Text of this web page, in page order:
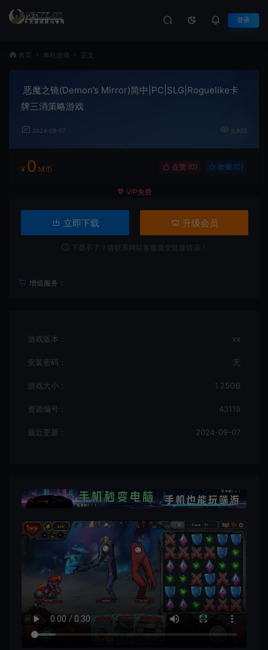
登录
首页 单机游戏 正文
恶魔之镜(Demon’s Mirror)简中|PC|SLG|Roguelike卡
牌三消策略游戏
2024-09-07 3,933
¥ 0 M币 点赞 (0) 收藏 (0)
VIP免费
立即下载 升级会员
下载不了？请联系网站客服提交链接错误！
增值服务：
游戏版本： xx
安装密码： 无
游戏大小： 1.25GB
资源编号： 43119
最近更新： 2024-09-07